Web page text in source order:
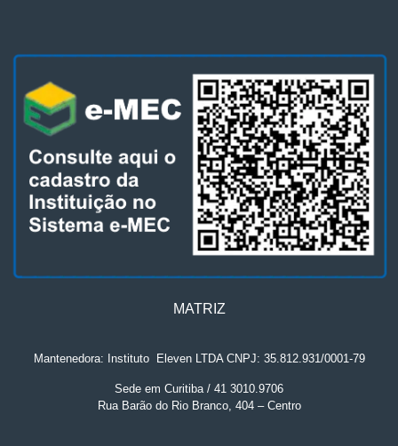
MATRIZ
Mantenedora: Instituto. Eleven LTDA CNPJ: 35.812.931/0001-79
Sede em Curitiba / 41 3010.9706
Rua Barão do Rio Branco, 404 – Centro